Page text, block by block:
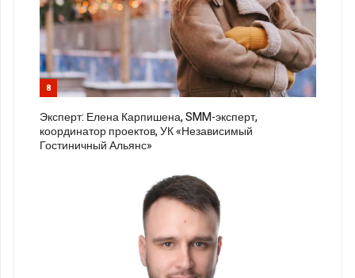
8
Эксперт: Елена Карпишена, SMM-эксперт,
координатор проектов, УК «Независимый
Гостиничный Альянс»